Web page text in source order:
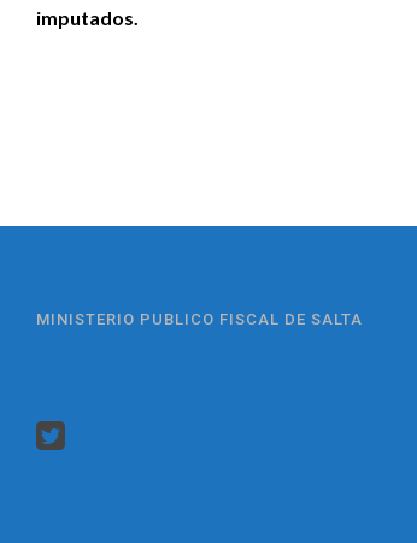
imputados.
MINISTERIO PUBLICO FISCAL DE SALTA